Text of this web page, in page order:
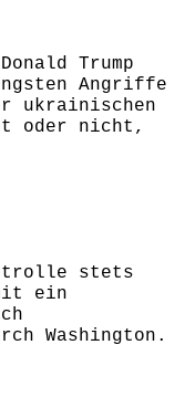
Trump
Angriffe
ukrainischen
oder nicht,
stets
ein
Washington.